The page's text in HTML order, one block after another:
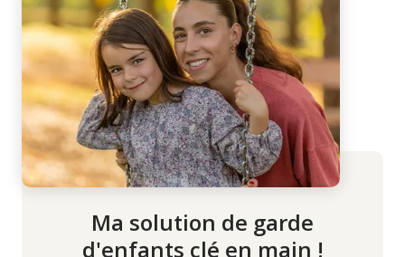
Ma solution de garde
d'enfants clé en main !